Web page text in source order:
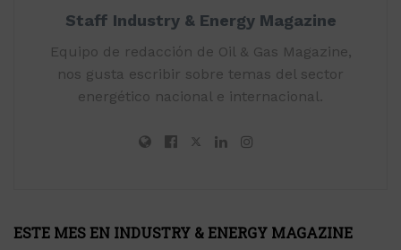
Staff Industry & Energy Magazine
Equipo de redacción de Oil & Gas Magazine,
nos gusta escribir sobre temas del sector
energético nacional e internacional.
ESTE MES EN INDUSTRY & ENERGY MAGAZINE